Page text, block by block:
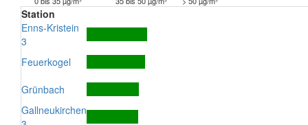
Station
Enns-Kristein
3
Feuerkogel
Grünbach
Gallneukirchen